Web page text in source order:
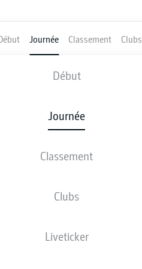
Journée Classement Clubs
Début
Journée
Classement
Clubs
Liveticker
- FREIBURG
STATISTIQUES
14.05.2027 - dim., 16.05.2027